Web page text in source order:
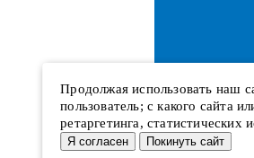
Продолжая использовать наш
пользователь; с какого сайта
ретаргетинга,
Я согласен Покинуть сайт